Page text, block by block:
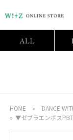
ALL
HOME » DANCE
» ▼ゼブラエンボス